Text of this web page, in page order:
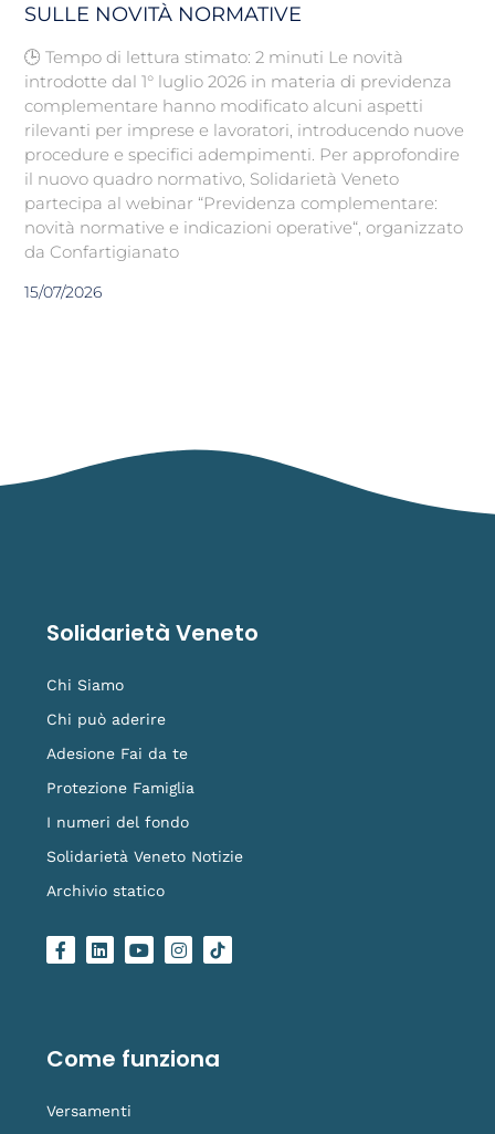
SULLE NOVITÀ NORMATIVE
🕒 Tempo di lettura stimato: 2 minuti Le novità
introdotte dal 1° luglio 2026 in materia di previdenza
complementare hanno modificato alcuni aspetti
rilevanti per imprese e lavoratori, introducendo nuove
procedure e specifici adempimenti. Per approfondire
il nuovo quadro normativo, Solidarietà Veneto
partecipa al webinar “Previdenza complementare:
novità normative e indicazioni operative“, organizzato
da Confartigianato
15/07/2026
Solidarietà Veneto
Chi Siamo
Chi può aderire
Adesione Fai da te
Protezione Famiglia
I numeri del fondo
Solidarietà Veneto Notizie
Archivio statico
F
a
o
k
L
i
n
Y
o
I
n
a
L
o
k
Come funziona
Versamenti